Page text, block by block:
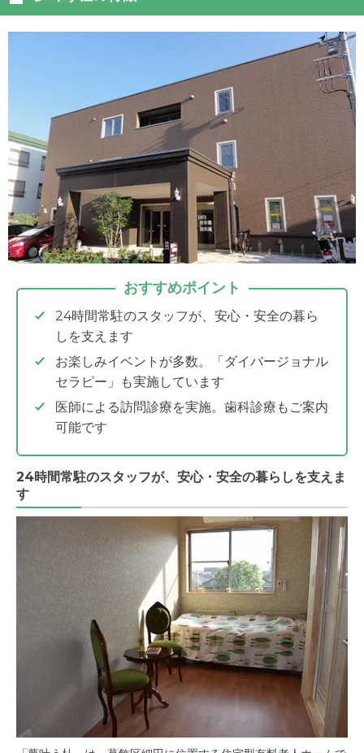
おすすめポイント
24時間常駐のスタッフが、安心・安全の暮ら
しを支えます
お楽しみイベントが多数。「ダイバージョナル
セラピー」も実施しています
医師による訪問診療を実施。歯科診療もご案内
可能です
24時間常駐のスタッフが、安心・安全の暮らしを支えま
す